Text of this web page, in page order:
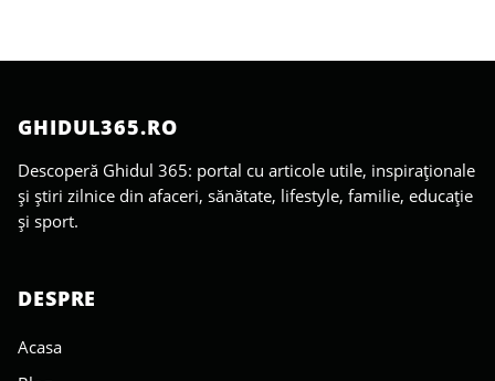
GHIDUL365.RO
Descoperă Ghidul 365: portal cu articole utile, inspiraționale
și știri zilnice din afaceri, sănătate, lifestyle, familie, educație
și sport.
DESPRE
Acasa